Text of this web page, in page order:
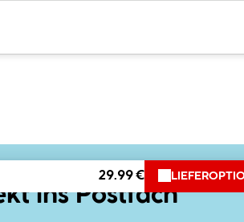
29.99 €
ins Postfach